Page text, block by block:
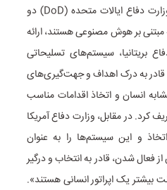
وزارت دفاع بریتانیا (MoD) و وزارت دفاع ایالات متحده (DoD) دو
بر هوش مصنوعی هستند، ارائه
۲۰۱۱، وزارت دفاع بریتانیا، سیستم‌های تسلیحاتی
قادر به درک اهداف و جهت‌گیری‌های
انسان و اتخاذ اقدامات مناسب
در مقابل، وزارت دفاع آمریکا
اتخاذ و این سیستم‌ها را به عنوان
شدن، قادر به انتخاب و درگیر
بیشتر یک اپراتور انسانی هستند».